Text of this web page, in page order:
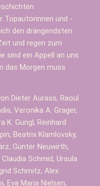
Topautorinnen und -
den drängendsten
und regen zum
sind ein Appell an uns
das Morgen muss
Dieter Aurass, Raoul
Veronika A. Grager,
K. Gungl, Reinhard
Beatrix Klamlovsky,
Günter Neuwirth,
Schmid, Ursula
Schmitz, Alex
Eva Maria Nielsen,